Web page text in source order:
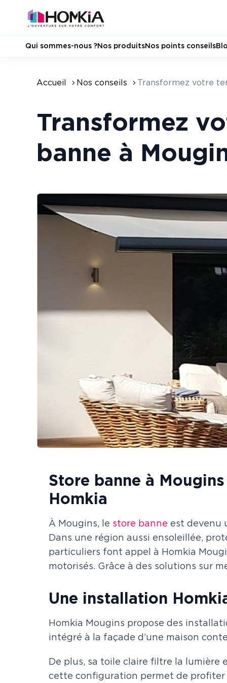
Qui sommes-nous ?Nos produitsNos points conseils
Accueil Nos conseils Transformez votre
Transformez
banne à
Store banne à
Homkia
À Mougins, le store banne est devenu
Dans une région aussi ensoleillée,
particuliers font appel à Homkia
motorisés. Grâce à des solutions sur
Une installation
Homkia Mougins propose des
intégré à la façade d’une maison
De plus, sa toile claire filtre la
cette configuration permet de profiter